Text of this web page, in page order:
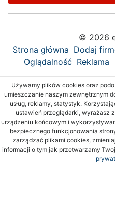
© 2026
Strona główna Dodaj
Oglądalność Reklama
Używamy plików cookies oraz
umieszczanie naszym zewnętrznym
usług, reklamy, statystyk.
ustawień przeglądarki, wyrażasz
urządzeniu końcowym i
bezpiecznego funkcjonowania
zarządzać plikami cookies,
informacji o tym jak przetwarzamy